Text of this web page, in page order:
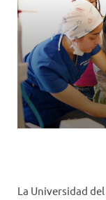
La Universidad